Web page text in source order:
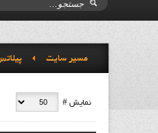
مسیر سایت
نمایش #